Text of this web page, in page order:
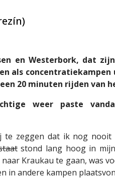
en Westerbork, dat zijn
als
20 minuten rijden van
weer paste
te zeggen dat ik nog nooit
stond lang hoog in
Kraukau te gaan, was
in andere kampen